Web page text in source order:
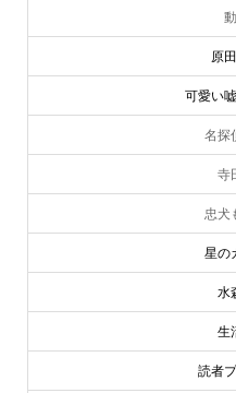
原
可愛い
名探
寺
忠犬
星の
水
生
読者